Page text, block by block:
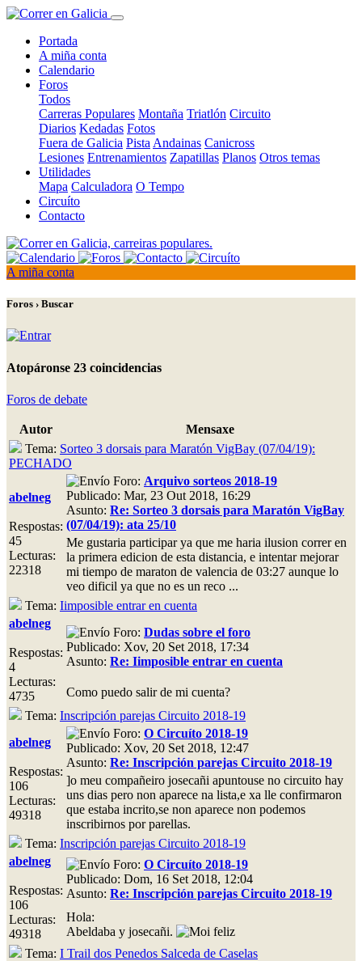
Portada
A miña conta
Calendario
Foros
Todos
Carreras Populares Montaña Triatlón Circuito
Diarios Kedadas Fotos
Fuera de Galicia Pista Andainas Canicross
Lesiones Entrenamientos Zapatillas Planos Otros temas
Utilidades
Mapa Calculadora O Tempo
Circuíto
Contacto
A miña conta
Foros › Buscar
Atopáronse 23 coincidencias
Foros de debate
Autor
Mensaxe
Tema: Sorteo 3 dorsais para Maratón VigBay (07/04/19):
PECHADO
abelneg
Respostas:
45
Lecturas:
22318
Foro: Arquivo sorteos 2018-19
Publicado: Mar, 23 Out 2018, 16:29
Asunto: Re: Sorteo 3 dorsais para Maratón VigBay
(07/04/19): ata 25/10
Me gustaria participar ya que me haria ilusion correr en
la primera edicion de esta distancia, e intentar mejorar
mi tiempo de maraton de valencia de 03:27 aunque lo
veo dificil ya que no es un reco ...
Tema: Iimposible entrar en cuenta
abelneg
Respostas:
4
Lecturas:
4735
Foro: Dudas sobre el foro
Publicado: Xov, 20 Set 2018, 17:34
Asunto: Re: Iimposible entrar en cuenta
Como puedo salir de mi cuenta?
Tema: Inscripción parejas Circuito 2018-19
abelneg
Respostas:
106
Lecturas:
49318
Foro: O Circuíto 2018-19
Publicado: Xov, 20 Set 2018, 12:47
Asunto: Re: Inscripción parejas Circuito 2018-19
]o meu compañeiro josecañi apuntouse no circuito hay
uns dias pero non aparece na lista,e xa lle confirmaron
que estaba incrito,se non aparece non podemos
inscribirnos por parellas.
Tema: Inscripción parejas Circuito 2018-19
abelneg
Respostas:
106
Lecturas:
49318
Foro: O Circuíto 2018-19
Publicado: Dom, 16 Set 2018, 12:04
Asunto: Re: Inscripción parejas Circuito 2018-19
Hola:
Abeldaba y josecañi.
Tema: I Trail dos Penedos Salceda de Caselas